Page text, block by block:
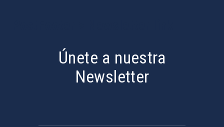
Únete a nuestra
Newsletter